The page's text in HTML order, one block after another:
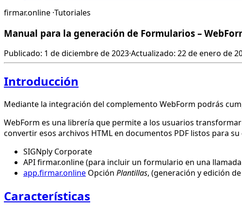
firmar.online ·Tutoriales
Manual para la generación de Formularios –
Publicado: 1 de diciembre de 2023·Actualizado: 22 de enero de
Introducción
Mediante la integración del complemento WebForm podrás
WebForm es una librería que permite a los usuarios
convertir esos archivos HTML en documentos PDF listos para
SIGNply Corporate
API firmar.online (para incluir un formulario en una llamada
app.firmar.online Opción Plantillas, (generación y edición
Características